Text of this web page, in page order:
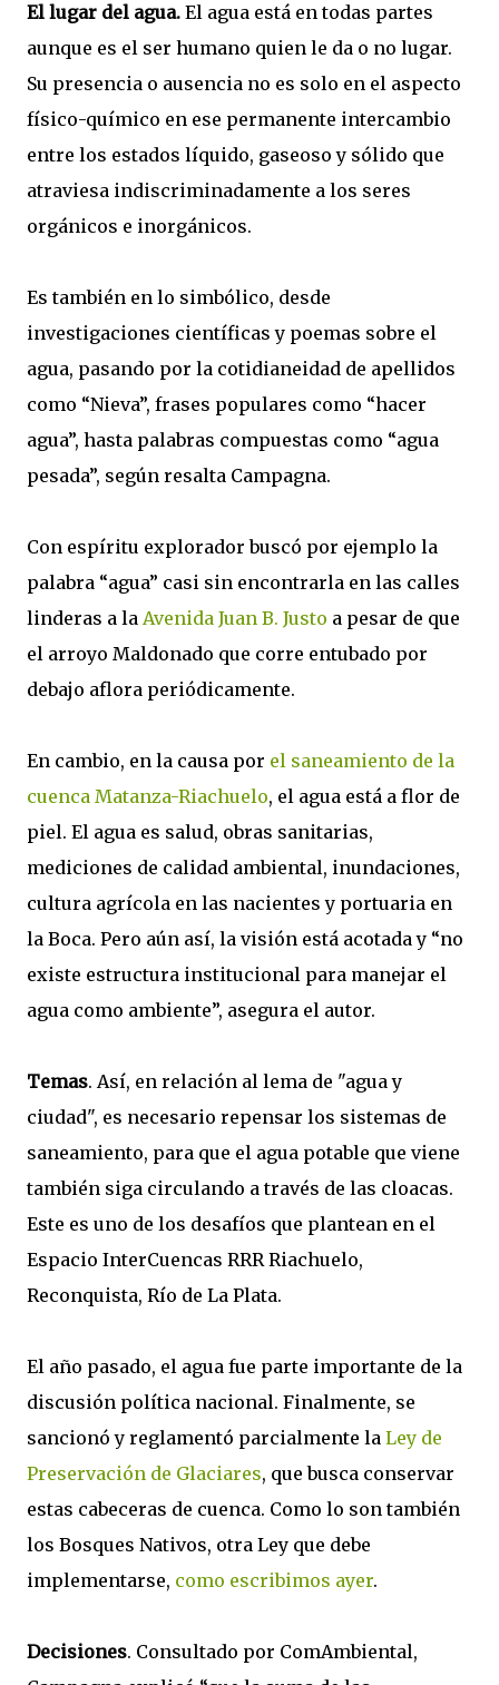
El lugar del agua. El agua está en todas partes
aunque es el ser humano quien le da o no lugar.
Su presencia o ausencia no es solo en el aspecto
físico-químico en ese permanente intercambio
entre los estados líquido, gaseoso y sólido que
atraviesa indiscriminadamente a los seres
orgánicos e inorgánicos.
Es también en lo simbólico, desde
investigaciones científicas y poemas sobre el
agua, pasando por la cotidianeidad de apellidos
como “Nieva”, frases populares como “hacer
agua”, hasta palabras compuestas como “agua
pesada”, según resalta Campagna.
Con espíritu explorador buscó por ejemplo la
palabra “agua” casi sin encontrarla en las calles
linderas a la Avenida Juan B. Justo a pesar de que
el arroyo Maldonado que corre entubado por
debajo aflora periódicamente.
En cambio, en la causa por el saneamiento de la
cuenca Matanza-Riachuelo, el agua está a flor de
piel. El agua es salud, obras sanitarias,
mediciones de calidad ambiental, inundaciones,
cultura agrícola en las nacientes y portuaria en
la Boca. Pero aún así, la visión está acotada y “no
existe estructura institucional para manejar el
agua como ambiente”, asegura el autor.
Temas. Así, en relación al lema de "agua y
ciudad", es necesario repensar los sistemas de
saneamiento, para que el agua potable que viene
también siga circulando a través de las cloacas.
Este es uno de los desafíos que plantean en el
Espacio InterCuencas RRR Riachuelo,
Reconquista, Río de La Plata.
El año pasado, el agua fue parte importante de la
discusión política nacional. Finalmente, se
sancionó y reglamentó parcialmente la Ley de
Preservación de Glaciares, que busca conservar
estas cabeceras de cuenca. Como lo son también
los Bosques Nativos, otra Ley que debe
implementarse, como escribimos ayer.
Decisiones. Consultado por ComAmbiental,